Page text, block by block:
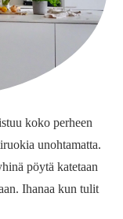
koko perheen
unohtamatta.
pöytä katetaan
Ihanaa kun tulit